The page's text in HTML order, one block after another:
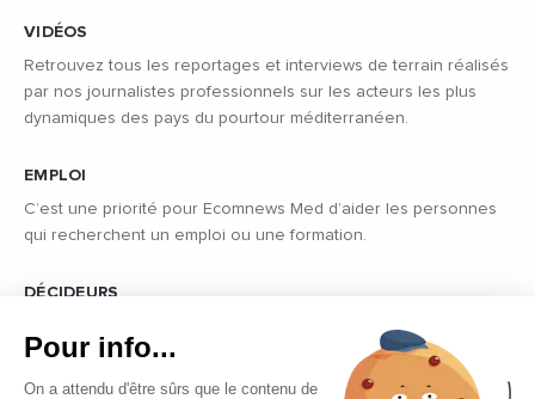
VIDÉOS
Retrouvez tous les reportages et interviews de terrain réalisés
par nos journalistes professionnels sur les acteurs les plus
dynamiques des pays du pourtour méditerranéen.
EMPLOI
C’est une priorité pour Ecomnews Med d’aider les personnes
qui recherchent un emploi ou une formation.
DÉCIDEURS
politique des pays du pourtour de la Méditerranée.
Pour info...
On a attendu d'être sûrs que le contenu de